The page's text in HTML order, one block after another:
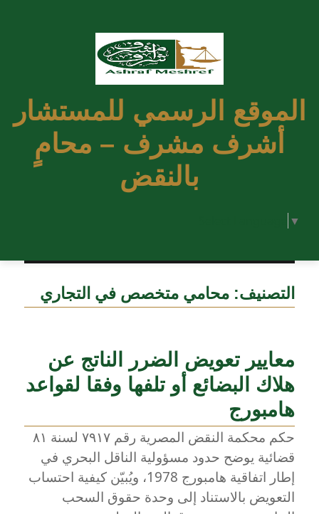
الموقع الرسمي للمستشار
أشرف مشرف – محامٍ
بالنقض
▼
التصنيف:محامي متخصص في التجاري
معايير تعويض الضرر الناتج عن
هلاك البضائع أو تلفها وفقا لقواعد
هامبورج
حكم محكمة النقض المصرية رقم ٧٩١٧ لسنة ٨١
قضائية يوضح حدود مسؤولية الناقل البحري في
إطار اتفاقية هامبورج 1978، ويُبيّن كيفية احتساب
التعويض بالاستناد إلى وحدة حقوق السحب